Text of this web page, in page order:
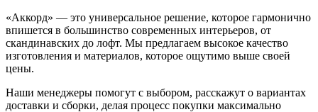
«Аккорд» — это универсальное решение, которое гармонично
впишется в большинство современных интерьеров, от
скандинавских до лофт. Мы предлагаем высокое качество
изготовления и материалов, которое ощутимо выше своей
цены.
Наши менеджеры помогут с выбором, расскажут о вариантах
доставки и сборки, делая процесс покупки максимально